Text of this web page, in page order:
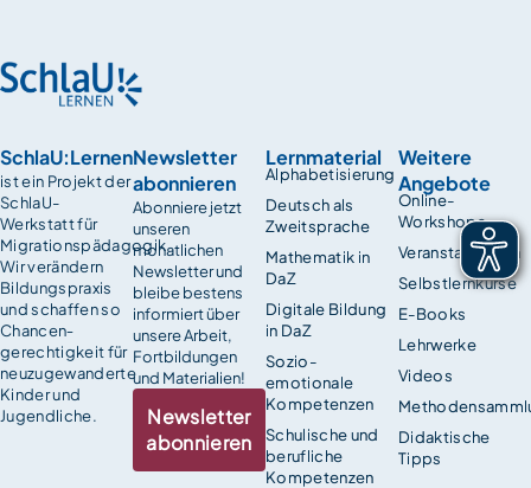
SchlaU:Lernen
ist ein Projekt der
SchlaU-
Werkstatt für
Migrationspädagogik.
Wir verändern
Bildungspraxis
und schaffen so
Chancen­
gerechtigkeit für
neuzugewanderte
Kinder und
Jugendliche.
Lernmaterial
Alphabetisierung
Deutsch als
Zweitsprache
Mathematik in
DaZ
Digitale Bildung
in DaZ
Sozio-
emotionale
Kompetenzen
Schulische und
berufliche
Kompetenzen
Weitere
Angebote
Online-
Workshops
Veranstaltungen
Selbstlernkurse
E-Books
Lehrwerke
Videos
Didaktische
Tipps
Newsletter
abonnieren
Abonniere jetzt
unseren
monatlichen
Newsletter und
bleibe bestens
informiert über
unsere Arbeit,
Fortbildungen
und Materialien!
Newsletter
abonnieren